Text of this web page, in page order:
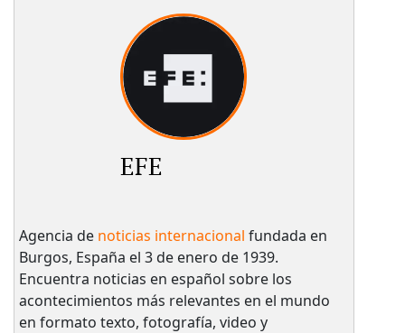
EFE
Agencia de noticias internacional fundada en
Burgos, España el 3 de enero de 1939.
Encuentra noticias en español sobre los
acontecimientos más relevantes en el mundo
en formato texto, fotografía, video y